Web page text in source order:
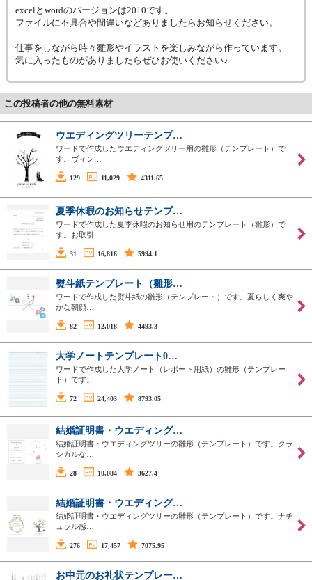
excelとwordのバージョンは2010です。
ファイルに不具合や間違いなどありましたらお知らせください。
仕事をしながら時々雛形やイラストを楽しみながら作っています。
気に入ったものがありましたらぜひお使いください♪
この投稿者の他の無料素材
ウエディングツリーテンプ…
ワードで作成したウエディングツリー用の雛形（テンプレート）で
す。ヴィン…
129 11,029 4311.65
夏季休暇のお知らせテンプ…
ワードで作成した夏季休暇のお知らせ用のテンプレート（雛形）で
す。お取引…
31 16,816 5994.1
熨斗紙テンプレート（雛形…
ワードで作成した熨斗紙の雛形（テンプレート）です。夏らしく爽や
かな朝顔…
82 12,018 4493.3
大学ノートテンプレート0…
ワードで作成した大学ノート（レポート用紙）の雛形（テンプレー
ト）です。…
72 24,403 8793.05
結婚証明書・ウエディング…
結婚証明書・ウエディングツリーの雛形（テンプレート）です。クラ
シカルな…
28 10,084 3627.4
結婚証明書・ウエディング…
結婚証明書・ウエディングツリーの雛形（テンプレート）です。ナチ
ュラル感…
276 17,457 7075.95
お中元のお礼状テンプレー…